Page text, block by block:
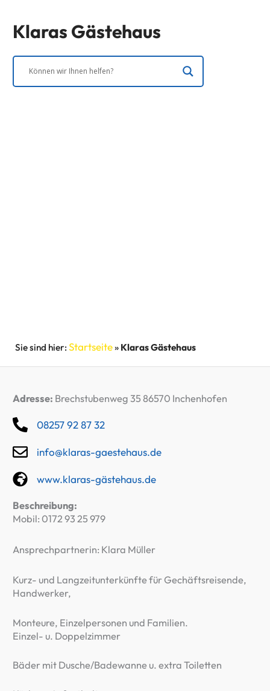
Klaras Gästehaus
Startseite» Klaras Gästehaus
Adresse: Brechstubenweg 35 86570 Inchenhofen
08257 92 87 32
info@klaras-gaestehaus.de
www.klaras-gästehaus.de
Beschreibung:
Mobil: 0172 93 25 979
Ansprechpartnerin: Klara Müller
Kurz- und Langzeitunterkünfte für Gechäftsreisende,
Handwerker,
Monteure, Einzelpersonen und Familien.
Einzel- u. Doppelzimmer
Bäder mit Dusche/Badewanne u. extra Toiletten